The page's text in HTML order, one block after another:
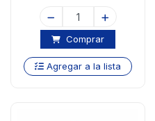
Comprar
Agregar a la lista